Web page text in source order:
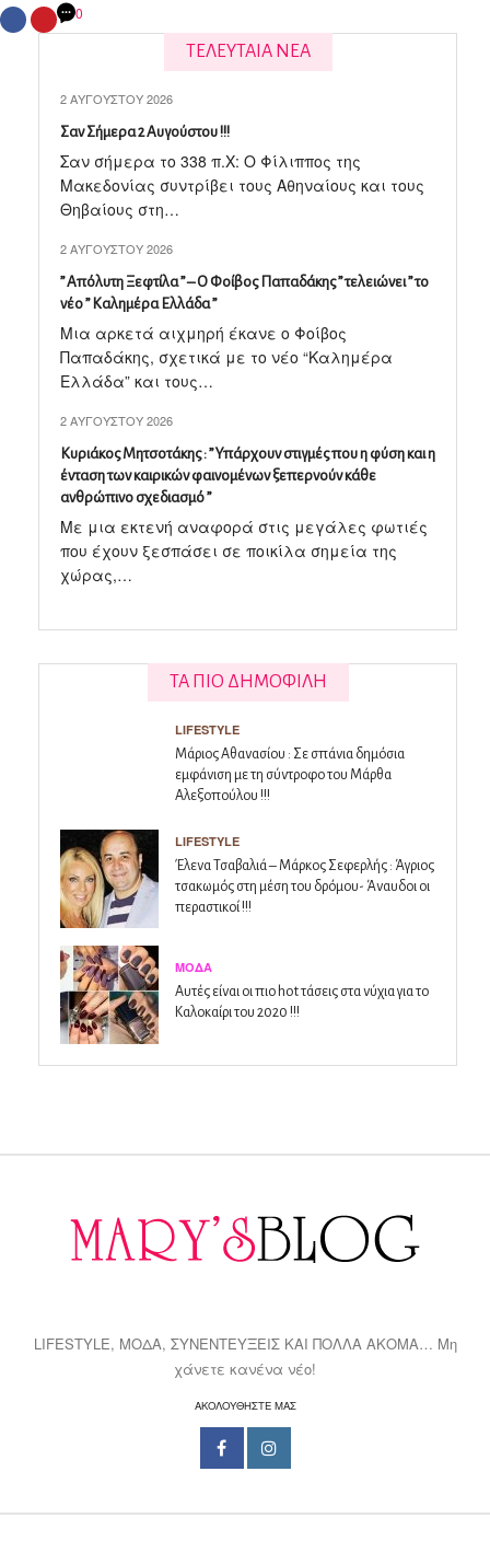
0
ΤΕΛΕΥΤΑΙΑ ΝΕΑ
2 ΑΥΓΟΎΣΤΟΥ 2026
Σαν Σήμερα 2 Αυγούστου !!!
Σαν σήμερα το 338 π.X: Ο Φίλιππος της
Μακεδονίας συντρίβει τους Αθηναίους και τους
Θηβαίους στη…
2 ΑΥΓΟΎΣΤΟΥ 2026
” Απόλυτη Ξεφτίλα ” – Ο Φοίβος Παπαδάκης ” τελειώνει ” το
νέο ” Καλημέρα Ελλάδα ”
Μια αρκετά αιχμηρή έκανε ο Φοίβος
Παπαδάκης, σχετικά με το νέο “Καλημέρα
Ελλάδα” και τους…
2 ΑΥΓΟΎΣΤΟΥ 2026
Κυριάκος Μητσοτάκης : ” Υπάρχουν στιγμές που η φύση και η
ένταση των καιρικών φαινομένων ξεπερνούν κάθε
ανθρώπινο σχεδιασμό ”
Με μια εκτενή αναφορά στις μεγάλες φωτιές
που έχουν ξεσπάσει σε ποικίλα σημεία της
χώρας,…
ΤΑ ΠΙΟ ΔΗΜΟΦΙΛΗ
LIFESTYLE
Μάριος Αθανασίου : Σε σπάνια δημόσια
εμφάνιση με τη σύντροφο του Μάρθα
Αλεξοπούλου !!!
LIFESTYLE
Έλενα Τσαβαλιά – Μάρκος Σεφερλής : Άγριος
τσακωμός στη μέση του δρόμου- Άναυδοι οι
περαστικοί !!!
ΜΌΔΑ
Αυτές είναι οι πιο hot τάσεις στα νύχια για το
Καλοκαίρι του 2020 !!!
LIFESTYLE, ΜΟΔΑ, ΣΥΝΕΝΤΕΥΞΕΙΣ ΚΑΙ ΠΟΛΛΑ ΑΚΟΜΑ… Μη
χάνετε κανένα νέο!
ΑΚΟΛΟΥΘΗΣΤΕ ΜΑΣ